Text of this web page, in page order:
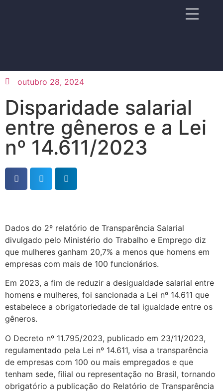
outubro 28, 2024
Disparidade salarial
entre gêneros e a Lei
nº 14.611/2023
Dados do 2º relatório de Transparência Salarial
divulgado pelo Ministério do Trabalho e Emprego diz
que mulheres ganham 20,7% a menos que homens em
empresas com mais de 100 funcionários.
Em 2023, a fim de reduzir a desigualdade salarial entre
homens e mulheres, foi sancionada a Lei nº 14.611 que
estabelece a obrigatoriedade de tal igualdade entre os
gêneros.
O Decreto nº 11.795/2023, publicado em 23/11/2023,
regulamentado pela Lei nº 14.611, visa a transparência
de empresas com 100 ou mais empregados e que
tenham sede, filial ou representação no Brasil, tornando
obrigatório a publicação do Relatório de Transparência